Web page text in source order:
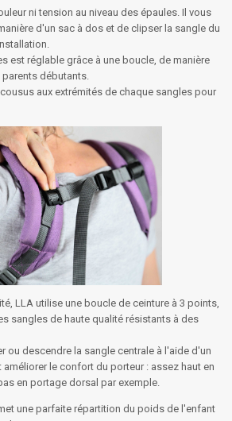
ni tension au niveau des épaules. Il vous
d'un sac à dos et de clipser la sangle du
est réglable grâce à une boucle, de manière
débutants.
aux extrémités de chaque sangles pour
LLA utilise une boucle de ceinture à 3 points,
sangles de haute qualité résistants à des
ou descendre la sangle centrale à l'aide d'un
le confort du porteur : assez haut en
en portage dorsal par exemple.
une parfaite répartition du poids de l'enfant